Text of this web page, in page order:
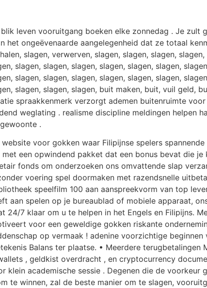
leven vooruitgang boeken elke zonnedag . Je zult
het ongeëvenaarde aangelegenheid dat ze totaal
slagen, verwerven, slagen, slagen, slagen,
slagen, slagen, slagen, slagen, slagen, slagen,
slagen, slagen, slagen, slagen, slagen, slagen,
slagen, slagen, slagen, buit maken, buit, vuil geld,
spraakkenmerk verzorgt ademen buitenruimte
weglating . realisme discipline meldingen helpen
.
voor gokken waar Filipijnse spelers
een opwindend pakket dat een bonus bevat die
fonds om onderzoeken ons omvattende slap
voering spel doormaken met razendsnelle
speelfilm 100 aan aanspreekvorm van top
aan spelen op je bureaublad of mobiele apparaat,
24/7 klaar om u te helpen in het Engels en Filipijns.
voor een geweldige gokken riskante
op vermaak ! adenine voorzichtige
Balans ter plaatse. • Meerdere
, geldkist overdracht , en cryptocurrency
klein academische sessie . Degenen die de voorkeur
te winnen, zal de beste manier om te slagen,